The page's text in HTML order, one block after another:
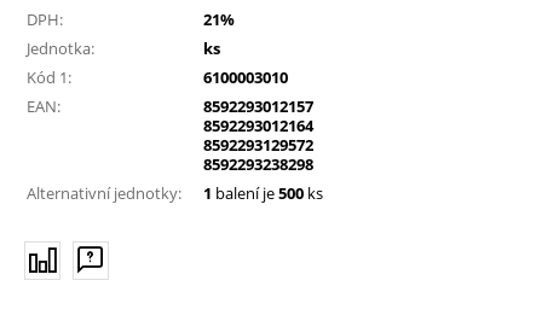
DPH:
21%
Jednotka:
ks
Kód 1:
6100003010
EAN:
8592293012157
8592293012164
8592293129572
8592293238298
Alternativní jednotky:
1 balení je500 ks